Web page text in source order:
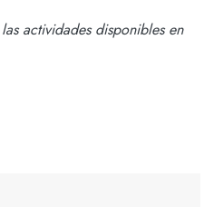
actividades disponibles en